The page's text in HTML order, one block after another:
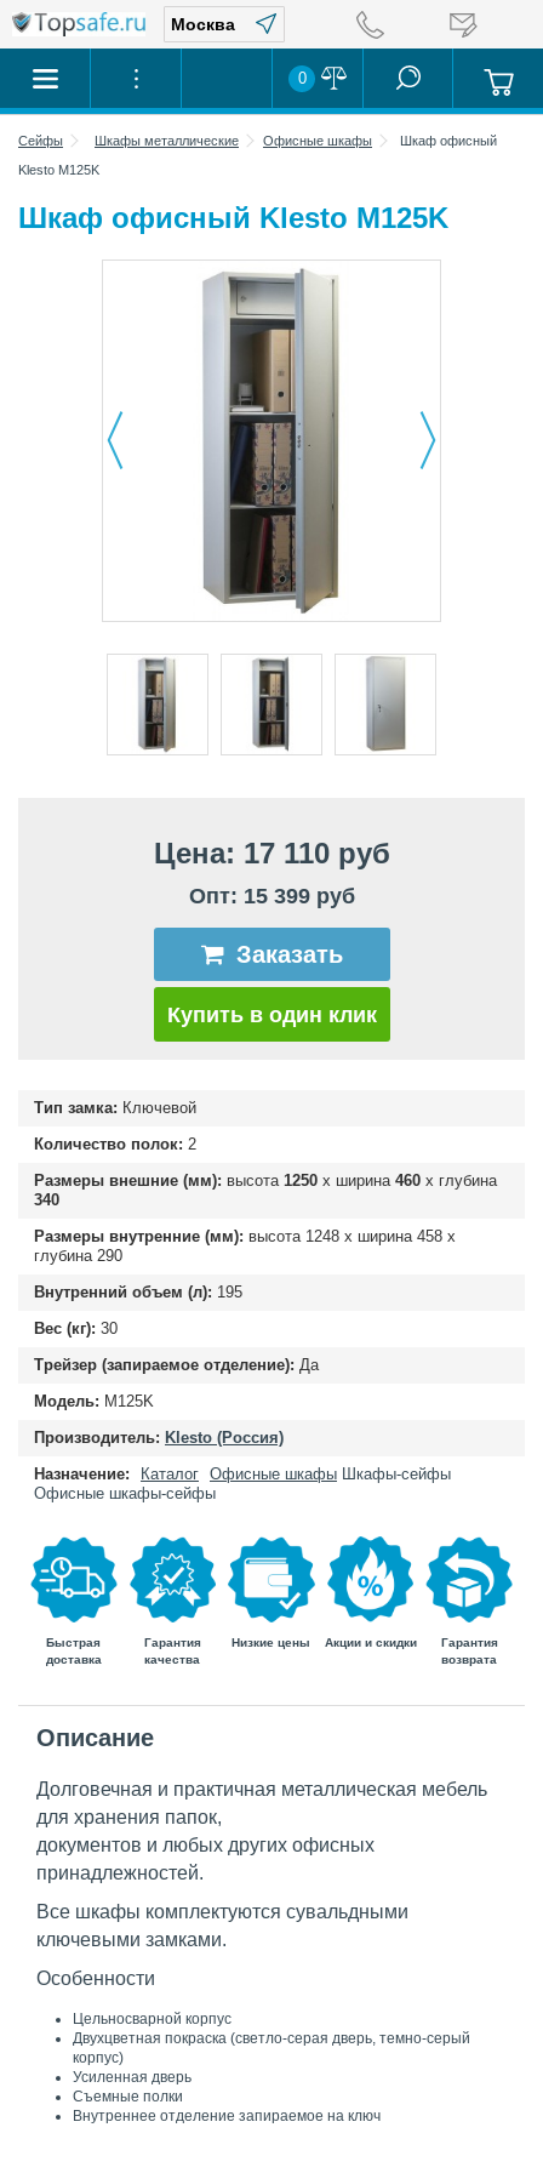
0
Сейфы Шкафы металлические Офисные шкафы
Шкаф офисный
Klesto M125K
Шкаф офисный Klesto M125K
Цена: 17 110 руб
Опт: 15 399 руб
Заказать
Купить в один клик
Тип замка: Ключевой
Количество полок: 2
Размеры внешние (мм): высота 1250 х ширина 460 х глубина
340
Размеры внутренние (мм): высота 1248 х ширина 458 х
глубина 290
Внутренний объем (л): 195
Вес (кг): 30
Трейзер (запираемое отделение): Да
Модель: M125K
Производитель: Klesto (Россия)
Назначение:
Каталог Офисные шкафы
Шкафы-сейфы
Офисные шкафы-сейфы
Быстрая
доставка
Гарантия
качества
Низкие цены Акции и скидки
Гарантия
возврата
Описание
Долговечная и практичная металлическая мебель
для хранения папок,
документов и любых других офисных
принадлежностей.
Все шкафы комплектуются сувальдными
ключевыми замками.
Особенности
Цельносварной корпус
Двухцветная покраска (светло-серая дверь, темно-серый
корпус)
Усиленная дверь
Съемные полки
Внутреннее отделение запираемое на ключ